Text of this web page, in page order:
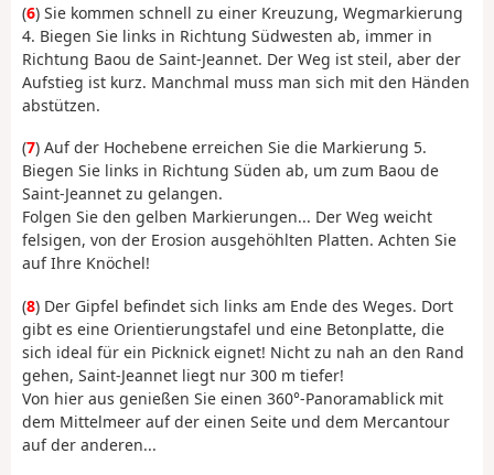
(6) Sie kommen schnell zu einer Kreuzung, Wegmarkierung
4. Biegen Sie links in Richtung Südwesten ab, immer in
Richtung Baou de Saint-Jeannet. Der Weg ist steil, aber der
Aufstieg ist kurz. Manchmal muss man sich mit den Händen
abstützen.
(7) Auf der Hochebene erreichen Sie die Markierung 5.
Biegen Sie links in Richtung Süden ab, um zum Baou de
Saint-Jeannet zu gelangen.
Folgen Sie den gelben Markierungen... Der Weg weicht
felsigen, von der Erosion ausgehöhlten Platten. Achten Sie
auf Ihre Knöchel!
(8) Der Gipfel befindet sich links am Ende des Weges. Dort
gibt es eine Orientierungstafel und eine Betonplatte, die
sich ideal für ein Picknick eignet! Nicht zu nah an den Rand
gehen, Saint-Jeannet liegt nur 300 m tiefer!
Von hier aus genießen Sie einen 360°-Panoramablick mit
dem Mittelmeer auf der einen Seite und dem Mercantour
auf der anderen...